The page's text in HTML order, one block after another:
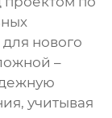
нового
–
учитывая